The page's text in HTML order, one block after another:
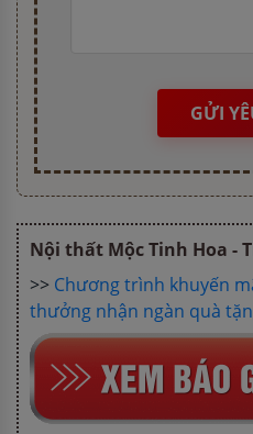
GỬI
Nội thất Mộc Tinh Hoa -
>> Chương trình khuyến
thưởng nhận ngàn quà